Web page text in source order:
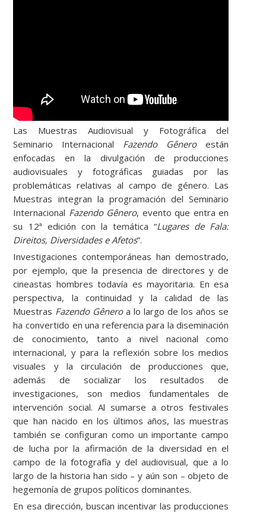
Las Muestras Audiovisual y Fotográfica del
Seminario Internacional Fazendo Gêneroestán
enfocadas en la divulgación de producciones
audiovisuales y fotográficas guiadas por las
problemáticas relativas al campo de género. Las
Muestras integran la programación del Seminario
Internacional Fazendo Gênero, evento que entra en
su 12ª edición con la temática “Lugares de Fala:
Direitos, Diversidades e Afetos”.
Investigaciones contemporáneas han demostrado,
por ejemplo, que la presencia de directores y de
cineastas hombres todavía es mayoritaria. En esa
perspectiva, la continuidad y la calidad de las
Muestras Fazendo Gêneroa lo largo de los años se
ha convertido en una referencia para la diseminación
de conocimiento, tanto a nivel nacional como
internacional, y para la reflexión sobre los medios
visuales y la circulación de producciones que,
además de socializar los resultados de
investigaciones, son medios fundamentales de
intervención social. Al sumarse a otros festivales
que han nacido en los últimos años, las muestras
también se configuran como un importante campo
de lucha por la afirmación de la diversidad en el
campo de la fotografía y del audiovisual, que a lo
largo de la historia han sido – y aún son – objeto de
hegemonía de grupos políticos dominantes.
En esa dirección, buscan incentivar las producciones